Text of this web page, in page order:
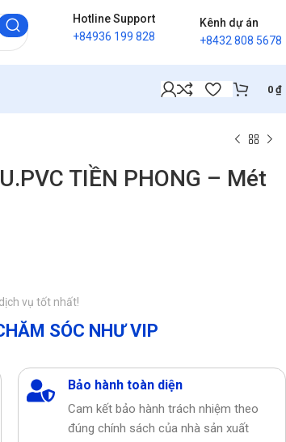
Hotline Support
+84936 199 828
Kênh dự án
+8432 808 5678
0 ₫
TIỀN PHONG – Mét
vụ tốt nhất!
SÓC NHƯ VIP
Bảo hành toàn diện
Cam kết bảo hành trách nhiệm theo
đúng chính sách của nhà sản xuất